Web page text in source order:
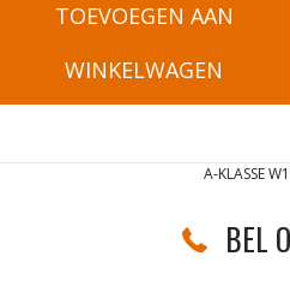
TOEVOEGEN AAN
WINKELWAGEN
A-KLASSE
BEL